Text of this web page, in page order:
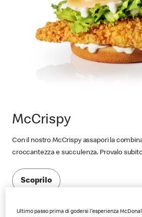
McCrispy
Con il nostro McCrispy assapori la
croccantezza e succulenza. Provalo
Scoprilo
Ultimo passo prima di godersi l'esperienza